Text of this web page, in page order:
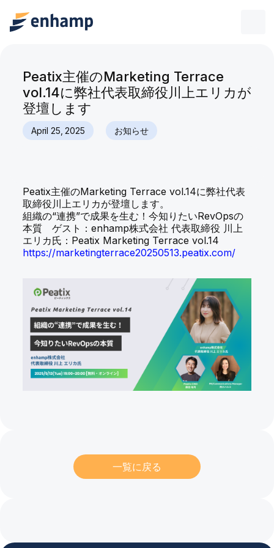
Peatix主催のMarketing Terrace
vol.14に弊社代表取締役川上エリカが
登壇します
April 25, 2025 お知らせ
Peatix主催のMarketing Terrace vol.14に弊社代表
取締役川上エリカが登壇します。
組織の“連携”で成果を生む！今知りたいRevOpsの
本質 ゲスト：enhamp株式会社 代表取締役 川上
エリカ氏：Peatix Marketing Terrace vol.14
https://marketingterrace20250513.peatix.com/
一覧に戻る